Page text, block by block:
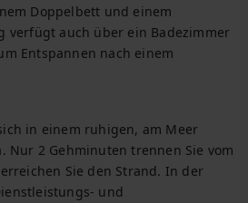
Doppelbett und einem
verfügt auch über ein Badezimmer
Entspannen nach einem
in einem ruhigen, am Meer
Nur 2 Gehminuten trennen Sie vom
Sie den Strand. In der
und